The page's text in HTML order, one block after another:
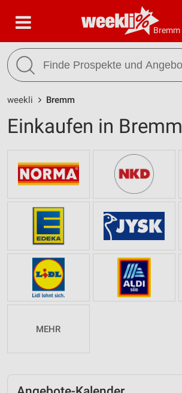
Bremm
weekli Bremm
Einkaufen in Bremm
MEHR